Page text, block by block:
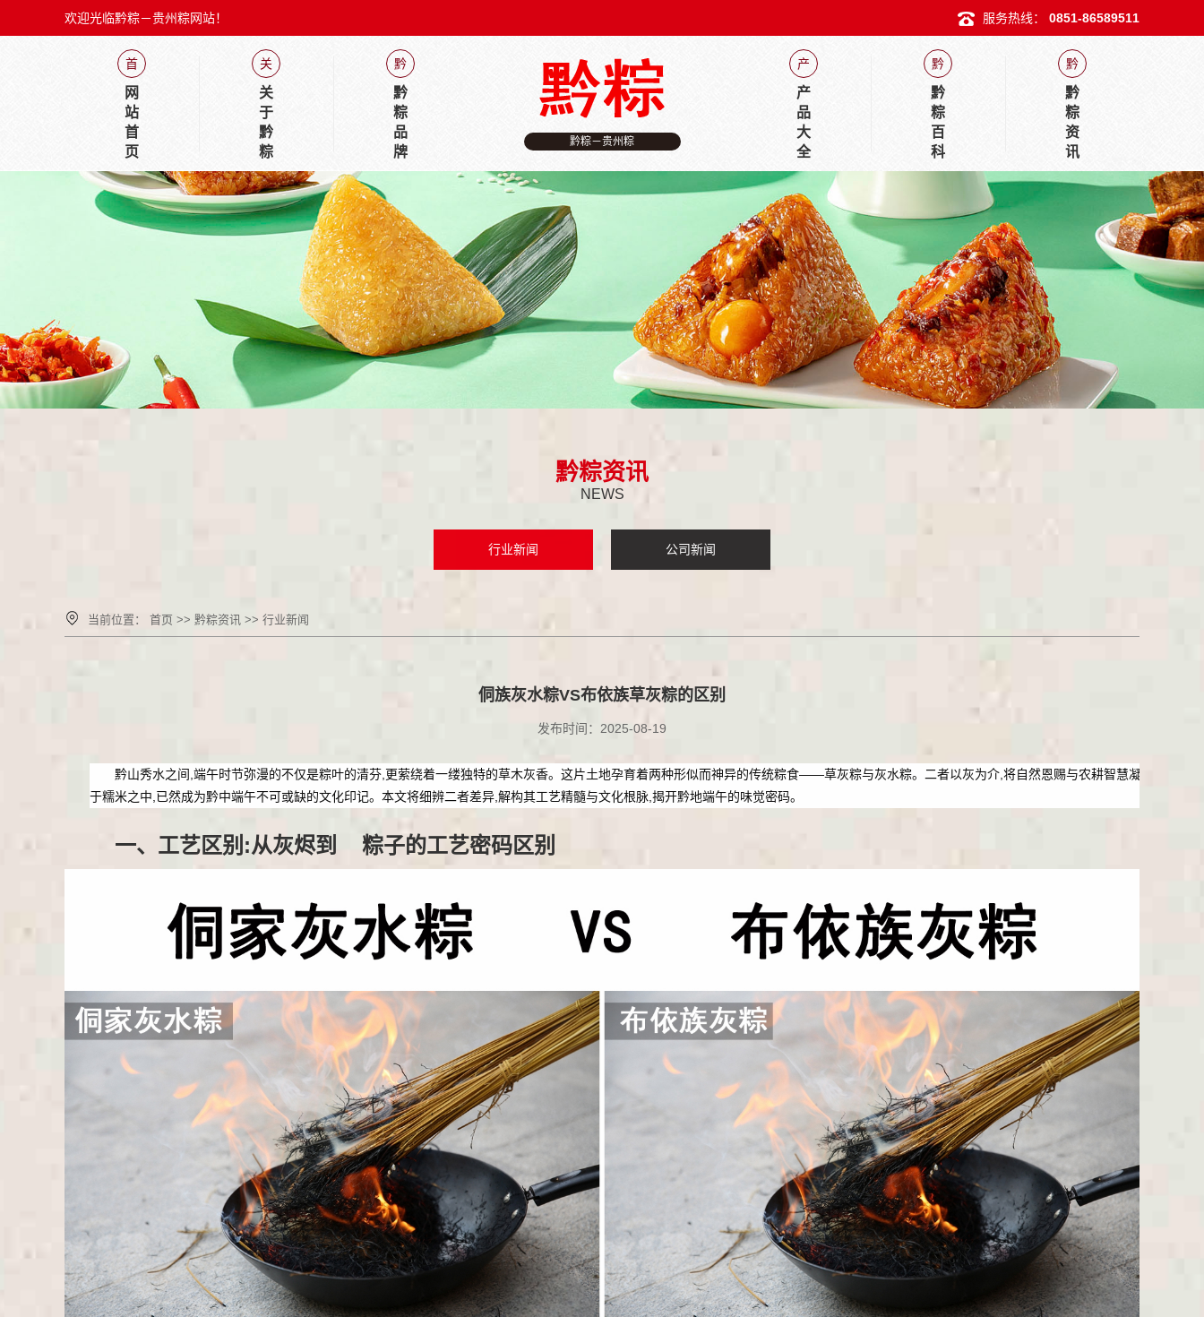
欢迎光临黔粽－贵州粽网站！ 服务热线： 0851-86589511
首
网
站
首
页
关
关
于
黔
粽
黔
黔
粽
品
牌
黔粽－贵州粽
产
产
品
大
全
黔
黔
粽
百
科
黔
黔
粽
资
讯
黔粽资讯
NEWS
行业新闻 公司新闻
当前位置： 首页 >> 黔粽资讯 >> 行业新闻
侗族灰水粽VS布依族草灰粽的区别
发布时间：2025-08-19
黔山秀水之间,端午时节弥漫的不仅是粽叶的清芬,更萦绕着一缕独特的草木灰香。这片土地孕育着两种形似而神异的传统粽食——草灰粽与灰水粽。二者以灰为介,将自然恩赐与农耕智慧凝练
于糯米之中,已然成为黔中端午不可或缺的文化印记。本文将细辨二者差异,解构其工艺精髓与文化根脉,揭开黔地端午的味觉密码。
一、工艺区别:从灰烬到 粽子的工艺密码区别